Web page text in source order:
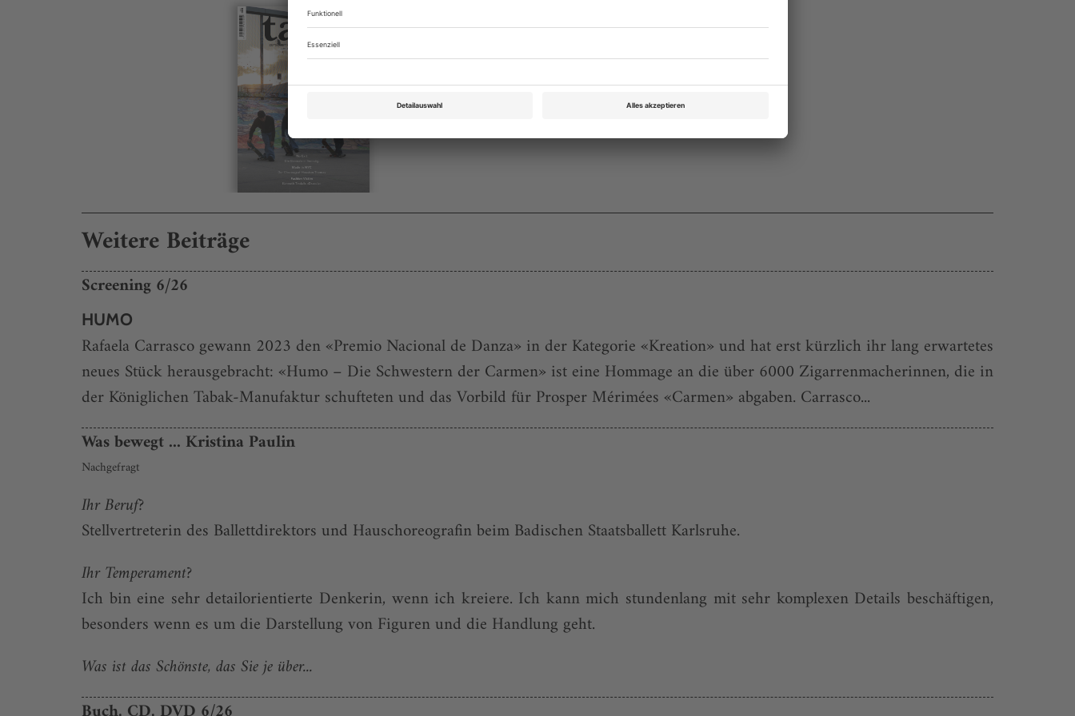
Rubrik: Kalender, Seite 47
Bestellen
Weitere Beiträge
Screening 6/26
HUMO
Rafaela Carrasco gewann 2023 den «Premio Nacional de Danza» in der Kategorie «Kreation» und hat erst kürzlich ihr lang erwartetes
neues Stück herausgebracht: «Humo – Die Schwestern der Carmen» ist eine Hommage an die über 6000 Zigarrenmacherinnen, die in
der Königlichen Tabak-Manufaktur schufteten und das Vorbild für Prosper Mérimées «Carmen» abgaben. Carrasco...
Was bewegt ... Kristina Paulin
Nachgefragt
Ihr Beruf?
Stellvertreterin des Ballettdirektors und Hauschoreografin beim Badischen Staatsballett Karlsruhe.
Ihr Temperament?
Ich bin eine sehr detailorientierte Denkerin, wenn ich kreiere. Ich kann mich stundenlang mit sehr komplexen Details beschäftigen,
besonders wenn es um die Darstellung von Figuren und die Handlung geht.
Was ist das Schönste, das Sie je über...